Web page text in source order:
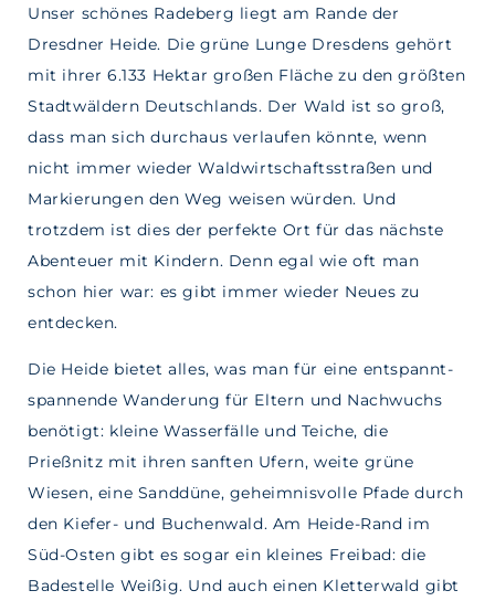
Unser schönes Radeberg liegt am Rande der
Dresdner Heide. Die grüne Lunge Dresdens gehört
mit ihrer 6.133 Hektar großen Fläche zu den größten
Stadtwäldern Deutschlands. Der Wald ist so groß,
dass man sich durchaus verlaufen könnte, wenn
nicht immer wieder Waldwirtschaftsstraßen und
Markierungen den Weg weisen würden. Und
trotzdem ist dies der perfekte Ort für das nächste
Abenteuer mit Kindern. Denn egal wie oft man
schon hier war: es gibt immer wieder Neues zu
entdecken.
Die Heide bietet alles, was man für eine entspannt-
spannende Wanderung für Eltern und Nachwuchs
benötigt: kleine Wasserfälle und Teiche, die
Prießnitz mit ihren sanften Ufern, weite grüne
Wiesen, eine Sanddüne, geheimnisvolle Pfade durch
den Kiefer- und Buchenwald. Am Heide-Rand im
Süd-Osten gibt es sogar ein kleines Freibad: die
Badestelle Weißig. Und auch einen Kletterwald gibt